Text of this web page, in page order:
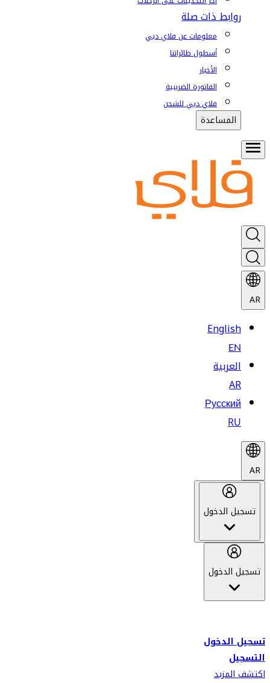
روابط ذات صلة
معلومات عن فلاي دبي
أسطول طائراتنا
الأخبار
الفاتورة الضريبية
فلاي دبي للشحن
المساعدة
AR
English
EN
العربية
AR
Русский
RU
AR
تسجيل الدخول
تسجيل الدخول
تسجيل الدخول
التسجيل
اكتشف المزيد